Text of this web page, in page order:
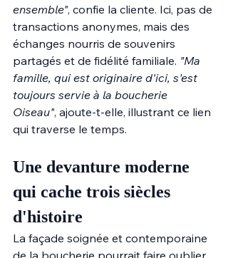
ensemble", confie la cliente. Ici, pas de
transactions anonymes, mais des
échanges nourris de souvenirs
partagés et de fidélité familiale. "Ma
famille, qui est originaire d'ici, s'est
toujours servie à la boucherie
Oiseau", ajoute-t-elle, illustrant ce lien
qui traverse le temps.
Une devanture moderne
qui cache trois siècles
d'histoire
La façade soignée et contemporaine
de la boucherie pourrait faire oublier